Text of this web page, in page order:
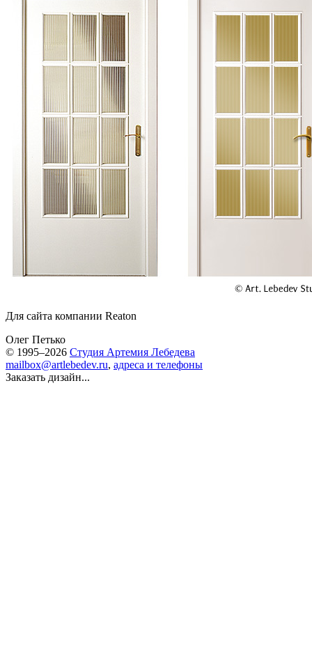
Для сайта компании Reaton
Олег Петько
© 1995–2026 Студия Артемия Лебедева
mailbox@artlebedev.ru, адреса и телефоны
Заказать дизайн...